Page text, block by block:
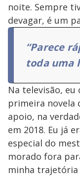
noite. Sempre
devagar, é um
“Parece
toda uma
Na televisão,
primeira novela
apoio, na
em 2018. Eu já
especial do
morado fora
minha trajetória